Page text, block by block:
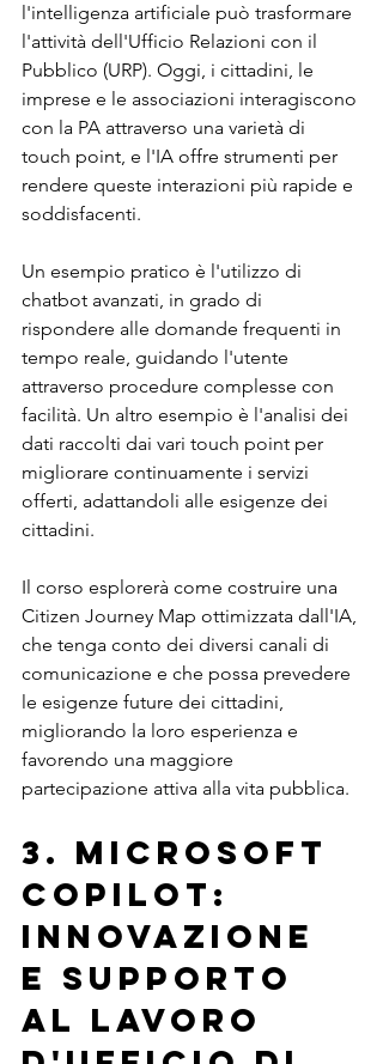
l'intelligenza artificiale può trasformare
l'attività dell'Ufficio Relazioni con il
Pubblico (URP). Oggi, i cittadini, le
imprese e le associazioni interagiscono
con la PA attraverso una varietà di
touch point, e l'IA offre strumenti per
rendere queste interazioni più rapide e
soddisfacenti.
Un esempio pratico è l'utilizzo di
chatbot avanzati, in grado di
rispondere alle domande frequenti in
tempo reale, guidando l'utente
attraverso procedure complesse con
facilità. Un altro esempio è l'analisi dei
dati raccolti dai vari touch point per
migliorare continuamente i servizi
offerti, adattandoli alle esigenze dei
cittadini.
Il corso esplorerà come costruire una
Citizen Journey Map ottimizzata dall'IA,
che tenga conto dei diversi canali di
comunicazione e che possa prevedere
le esigenze future dei cittadini,
migliorando la loro esperienza e
favorendo una maggiore
partecipazione attiva alla vita pubblica.
3. Microsoft
Copilot:
innovazione
e supporto
al lavoro